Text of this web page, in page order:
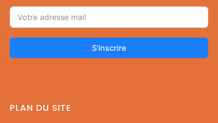
S'inscrire
PLAN DU SITE